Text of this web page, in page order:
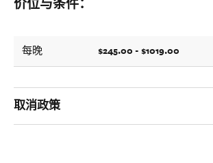
价位与条件：
每晚 $245.00 - $1019.00
取消政策